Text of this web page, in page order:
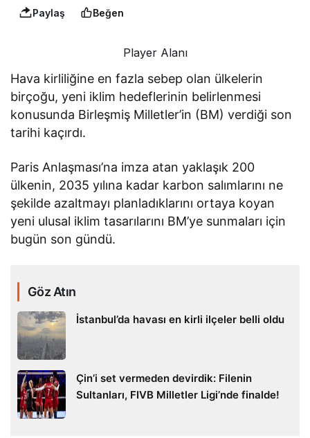
Paylaş Beğen
Player Alanı
Hava kirliliğine en fazla sebep olan ülkelerin
birçoğu, yeni iklim hedeflerinin belirlenmesi
konusunda Birleşmiş Milletler’in (BM) verdiği son
tarihi kaçırdı.
Paris Anlaşması’na imza atan yaklaşık 200
ülkenin, 2035 yılına kadar karbon salımlarını ne
şekilde azaltmayı planladıklarını ortaya koyan
yeni ulusal iklim tasarılarını BM’ye sunmaları için
bugün son gündü.
Göz Atın
İstanbul’da havası en kirli ilçeler belli oldu
Çin’i set vermeden devirdik: Filenin
Sultanları, FIVB Milletler Ligi’nde finalde!